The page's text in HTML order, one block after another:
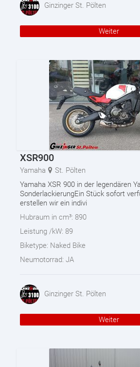
Ginzinger St. Pölten
Weiter
XSR900
Yamaha
St. Pölten
Yamaha XSR 900 in der legendären
SonderlackierungEin Stück sofort
erstellen wir ein indivi
Hubraum in cm³: 890
Leistung /kW: 89
Biketype: Naked Bike
Neumotorrad: JA
Ginzinger St. Pölten
Weiter